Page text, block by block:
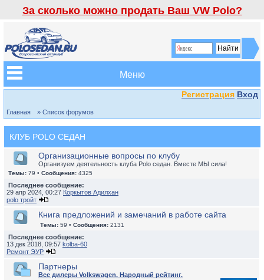
За сколько можно продать Ваш VW Polo?
Меню
Регистрация Вход
Главная » Список форумов
КЛУБ POLO СЕДАН
Организационные вопросы по клубу
Организуем деятельность клуба Polo седан. Вместе МЫ сила!
Темы: 79 • Сообщения: 4325
Последнее сообщение:
29 апр 2024, 00:27 Коркытов Адилхан
polo тройт
Книга предложений и замечаний в работе сайта
Темы: 59 • Сообщения: 2131
Последнее сообщение:
13 дек 2018, 09:57 kolba-60
Ремонт ЭУР
Партнеры
Все дилеры Volkswagen. Народный рейтинг.